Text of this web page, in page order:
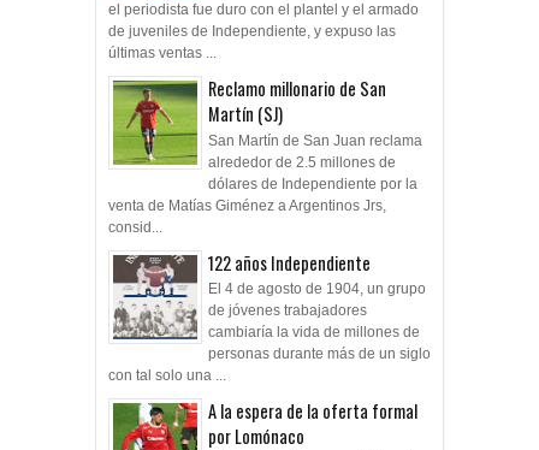
el periodista fue duro con el plantel y el armado
de juveniles de Independiente, y expuso las
últimas ventas ...
Reclamo millonario de San
Martín (SJ)
San Martín de San Juan reclama
alrededor de 2.5 millones de
dólares de Independiente por la
venta de Matías Giménez a Argentinos Jrs,
consid...
122 años Independiente
El 4 de agosto de 1904, un grupo
de jóvenes trabajadores
cambiaría la vida de millones de
personas durante más de un siglo
con tal solo una ...
A la espera de la oferta formal
por Lomónaco